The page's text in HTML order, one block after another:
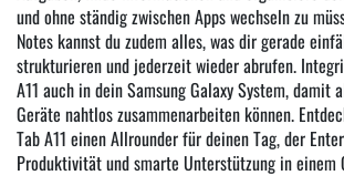
und ohne ständig zwischen Apps wechseln zu
Notes kannst du zudem alles, was dir gerade
strukturieren und jederzeit wieder abrufen.
A11 auch in dein Samsung Galaxy System, damit
Geräte nahtlos zusammenarbeiten können.
Tab A11 einen Allrounder für deinen Tag, der
Produktivität und smarte Unterstützung in einem